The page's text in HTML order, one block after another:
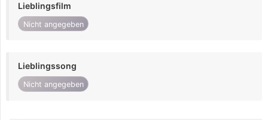
Lieblingsfilm
Nicht angegeben
Lieblingssong
Nicht angegeben